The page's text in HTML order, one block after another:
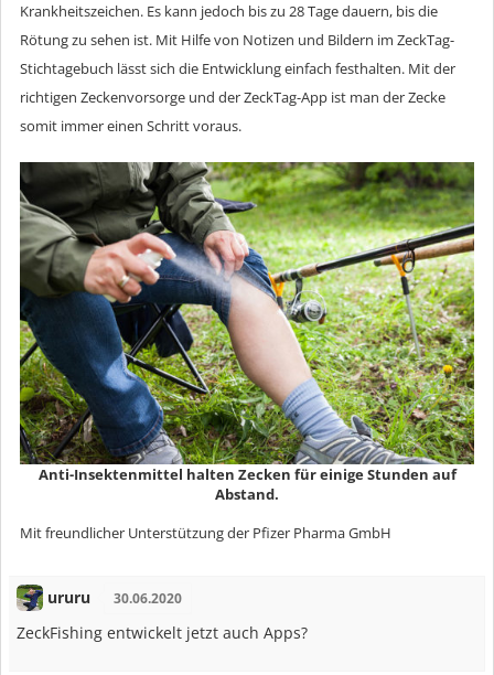
Krankheitszeichen. Es kann jedoch bis zu 28 Tage dauern, bis die
Rötung zu sehen ist. Mit Hilfe von Notizen und Bildern im ZeckTag-
Stichtagebuch lässt sich die Entwicklung einfach festhalten. Mit der
richtigen Zeckenvorsorge und der ZeckTag-App ist man der Zecke
somit immer einen Schritt voraus.
Anti-Insektenmittel halten Zecken für einige Stunden auf
Abstand.
Mit freundlicher Unterstützung der Pfizer Pharma GmbH
ururu 30.06.2020
ZeckFishing entwickelt jetzt auch Apps?